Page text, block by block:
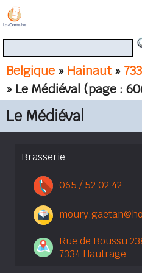
Belgique » Hainaut»
» Le Médiéval (page :
Le Médiéval
Brasserie
065 / 52 02 42
Rue de Boussu
7334 Hautrage